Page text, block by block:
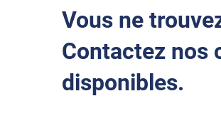
Vous ne
Contactez nos
disponibles.